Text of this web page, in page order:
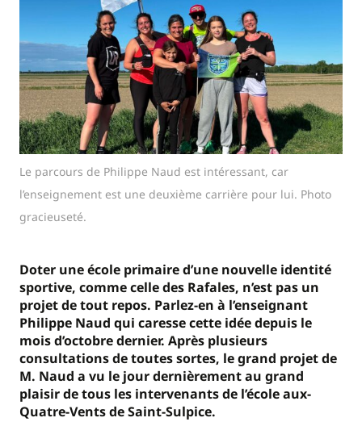
Le parcours de Philippe Naud est intéressant, car
l’enseignement est une deuxième carrière pour lui. Photo
gracieuseté.
Doter une école primaire d’une nouvelle identité
sportive, comme celle des Rafales, n’est pas un
projet de tout repos. Parlez-en à l’enseignant
Philippe Naud qui caresse cette idée depuis le
mois d’octobre dernier. Après plusieurs
consultations de toutes sortes, le grand projet de
M. Naud a vu le jour dernièrement au grand
plaisir de tous les intervenants de l’école aux-
Quatre-Vents de Saint-Sulpice.